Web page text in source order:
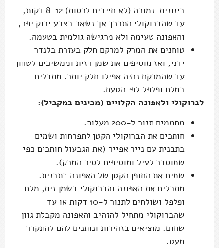
בינונית-נמוכה (לא חייבים לכסות) 8-12 דקות,
עד שהברוקולי התרכך אך נשאר בצבע ירוק יפה,
והאפונה טעימה ולא מרגישה גולמית בטעמה.
טוחנים את המרק למרקם חלק בעזרת בלנדר
ידני, ואז מוסיפים את שמן הזית וממשיכים לטחון
עד שהמרקם נהיה אפילו חלק יותר. מתבלים
במלח ופלפל לפי הטעם.
לברוקולי ולאפונה הקלויים (מכינים במקביל):
מחממים תנור ל-200 מעלות.
חותכים את הברוקולי הקטן לתפרחות ושמים
בתבנית עם נייר אפייה (את הגבעול חותכים כפי
שמוסבר לעיל ומוסיפים לסיר המרק).
שמים את החופן הקטן של האפונה בתבנית.
מתבלים את האפונה והברוקולי בשמן זית, מלח
ופלפל ושולחים לתנור ל-10 דקות או עד
שהברוקולי מתחיל להזהיב והאפונה מקבלת גוון
שחום. מוציאים בזהירות ונותנים להם להתקרר
מעט.